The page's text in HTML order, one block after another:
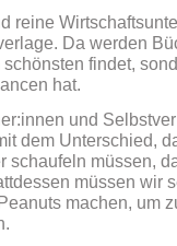
reine
Da werden
schönsten findet,
hat.
und
dem Unterschied,
schaufeln müssen,
müssen wir
machen, um